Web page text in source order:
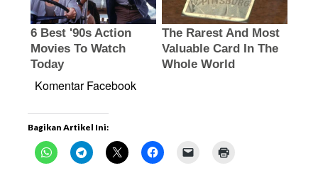
Komentar Facebook
Bagikan Artikel Ini: